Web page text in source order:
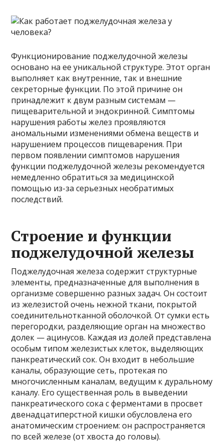
Функционирование поджелудочной железы
основано на ее уникальной структуре. Этот орган
выполняет как внутренние, так и внешние
секреторные функции. По этой причине он
принадлежит к двум разным системам —
пищеварительной и эндокринной. Симптомы
нарушения работы желез проявляются
аномальными изменениями обмена веществ и
нарушением процессов пищеварения. При
первом появлении симптомов нарушения
функции поджелудочной железы рекомендуется
немедленно обратиться за медицинской
помощью из-за серьезных необратимых
последствий.
Строение и функции
поджелудочной железы
Поджелудочная железа содержит структурные
элементы, предназначенные для выполнения в
организме совершенно разных задач. Он состоит
из железистой очень нежной ткани, покрытой
соединительнотканной оболочкой. От сумки есть
перегородки, разделяющие орган на множество
долек — ацинусов. Каждая из долей представлена
​​особым типом железистых клеток, выделяющих
панкреатический сок. Он входит в небольшие
каналы, образующие сеть, протекая по
многочисленным каналам, ведущим к дуральному
каналу. Его существенная роль в выведении
панкреатического сока с ферментами в просвет
двенадцатиперстной кишки обусловлена ​​его
анатомическим строением: он распространяется
по всей железе (от хвоста до головы).